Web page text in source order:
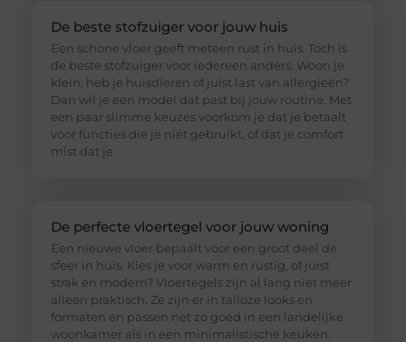
De beste stofzuiger voor jouw huis
Een schone vloer geeft meteen rust in huis. Toch is
de beste stofzuiger voor iedereen anders. Woon je
klein, heb je huisdieren of juist last van allergieën?
Dan wil je een model dat past bij jouw routine. Met
een paar slimme keuzes voorkom je dat je betaalt
voor functies die je niet gebruikt, of dat je comfort
mist dat je
De perfecte vloertegel voor jouw woning
Een nieuwe vloer bepaalt voor een groot deel de
sfeer in huis. Kies je voor warm en rustig, of juist
strak en modern? Vloertegels zijn al lang niet meer
alleen praktisch. Ze zijn er in talloze looks en
formaten en passen net zo goed in een landelijke
woonkamer als in een minimalistische keuken.